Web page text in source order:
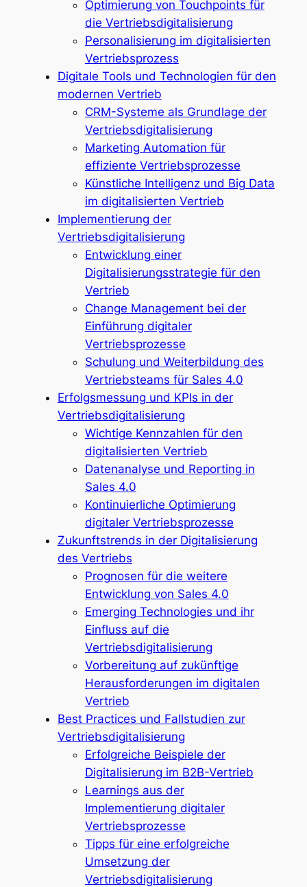
Optimierung von Touchpoints für
die Vertriebsdigitalisierung
Personalisierung im digitalisierten
Vertriebsprozess
Digitale Tools und Technologien für den
modernen Vertrieb
CRM-Systeme als Grundlage der
Vertriebsdigitalisierung
Marketing Automation für
effiziente Vertriebsprozesse
Künstliche Intelligenz und Big Data
im digitalisierten Vertrieb
Implementierung der
Vertriebsdigitalisierung
Entwicklung einer
Digitalisierungsstrategie für den
Vertrieb
Change Management bei der
Einführung digitaler
Vertriebsprozesse
Schulung und Weiterbildung des
Vertriebsteams für Sales 4.0
Erfolgsmessung und KPIs in der
Vertriebsdigitalisierung
Wichtige Kennzahlen für den
digitalisierten Vertrieb
Datenanalyse und Reporting in
Sales 4.0
Kontinuierliche Optimierung
digitaler Vertriebsprozesse
Zukunftstrends in der Digitalisierung
des Vertriebs
Prognosen für die weitere
Entwicklung von Sales 4.0
Emerging Technologies und ihr
Einfluss auf die
Vertriebsdigitalisierung
Vorbereitung auf zukünftige
Herausforderungen im digitalen
Vertrieb
Best Practices und Fallstudien zur
Vertriebsdigitalisierung
Erfolgreiche Beispiele der
Digitalisierung im B2B-Vertrieb
Learnings aus der
Implementierung digitaler
Vertriebsprozesse
Tipps für eine erfolgreiche
Umsetzung der
Vertriebsdigitalisierung